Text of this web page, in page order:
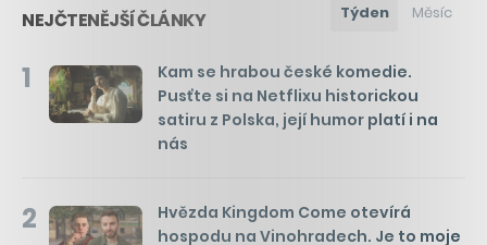
NEJČTENĚJŠÍ ČLÁNKY Týden Měsíc
1
Kam se hrabou české komedie.
Pusťte si na Netflixu historickou
satiru z Polska, její humor platí i na
nás
2
Hvězda Kingdom Come otevírá
hospodu na Vinohradech. Je to moje